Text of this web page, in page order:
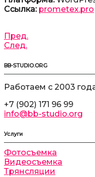
Ссылка: prometex.pro
Пред.
След.
BB-STUDIO.ORG
Работаем с 2003
+7 (902) 171 96 99
info@bb-studio.org
Услуги
Фотосъемка
Видеосъемка
Трянсляции